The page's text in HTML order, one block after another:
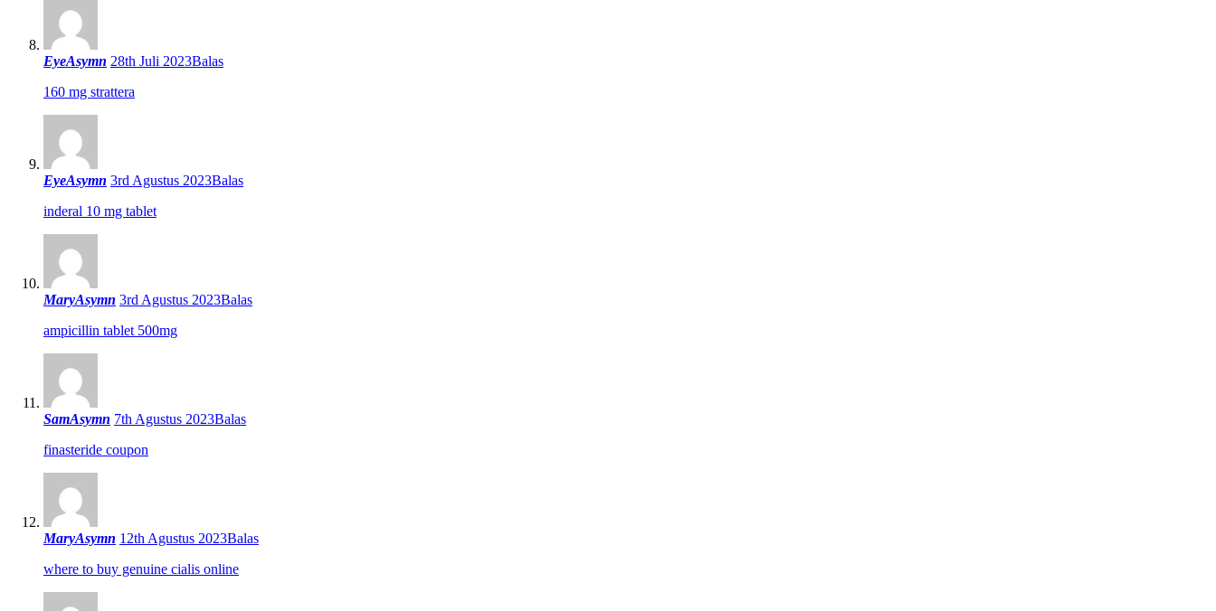
EyeAsymn 28th Juli 2023Balas
160 mg strattera
EyeAsymn 3rd Agustus 2023Balas
inderal 10 mg tablet
MaryAsymn 3rd Agustus 2023Balas
ampicillin tablet 500mg
SamAsymn 7th Agustus 2023Balas
finasteride coupon
MaryAsymn 12th Agustus 2023Balas
where to buy genuine cialis online